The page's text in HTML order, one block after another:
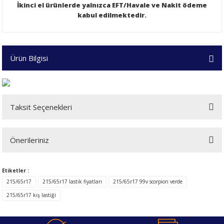
İkinci el ürünlerde yalnızca EFT/Havale ve Nakit ödeme
kabul edilmektedir.
Ürün Bilgisi
Taksit Seçenekleri
Önerileriniz
yetersiz gördüğünüz noktaları öneri formunu kullanarak tarafımıza
iletebilirsiniz.
Görüş ve önerileriniz için teşekkür ederiz.
Ürün resmi kalitesiz, bozuk veya görüntülenemiyor.
Etiketler :
215/65r17
215/65r17 lastik fiyatları
215/65r17 99v scorpion verde
215/65r17 kış lastiği